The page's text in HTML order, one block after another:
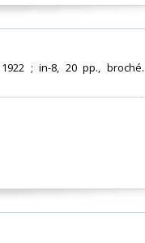
; in-8, 20 pp., broché.